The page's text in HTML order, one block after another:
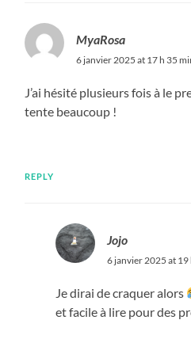
MyaRosa
6 janvier 2025 at 17 h 35
J’ai hésité plusieurs fois à le
tente beaucoup !
REPLY
Jojo
6 janvier 2025 at 19
Je dirai de craquer alors
et facile à lire pour des